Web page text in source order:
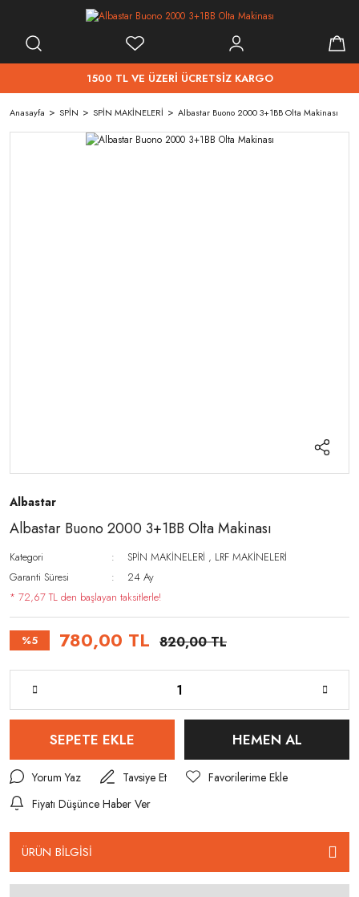
1500 TL VE ÜZERİ ÜCRETSİZ KARGO
Anasayfa SPİN SPİN MAKİNELERİ Albastar Buono 2000 3+1BB Olta Makinası
Albastar
Albastar Buono 2000 3+1BB Olta Makinası
Kategori SPİN MAKİNELERİ , LRF MAKİNELERİ
Garanti Süresi
24 Ay
* 72,67 TL den başlayan taksitlerle!
%5 780,00 TL 820,00 TL
SEPETE EKLE HEMEN AL
Yorum Yaz
Tavsiye Et
Fiyatı Düşünce Haber Ver
ÜRÜN BİLGİSİ